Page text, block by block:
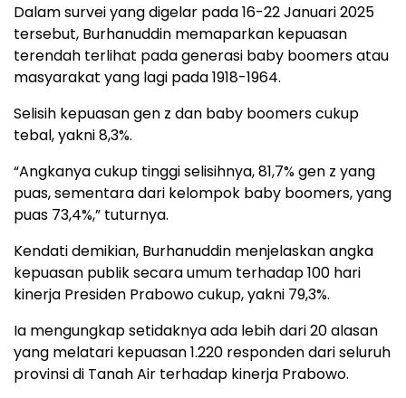
Dalam survei yang digelar pada 16-22 Januari 2025
tersebut, Burhanuddin memaparkan kepuasan
terendah terlihat pada generasi baby boomers atau
masyarakat yang lagi pada 1918-1964.
Selisih kepuasan gen z dan baby boomers cukup
tebal, yakni 8,3%.
“Angkanya cukup tinggi selisihnya, 81,7% gen z yang
puas, sementara dari kelompok baby boomers, yang
puas 73,4%,” tuturnya.
Kendati demikian, Burhanuddin menjelaskan angka
kepuasan publik secara umum terhadap 100 hari
kinerja Presiden Prabowo cukup, yakni 79,3%.
Ia mengungkap setidaknya ada lebih dari 20 alasan
yang melatari kepuasan 1.220 responden dari seluruh
provinsi di Tanah Air terhadap kinerja Prabowo.